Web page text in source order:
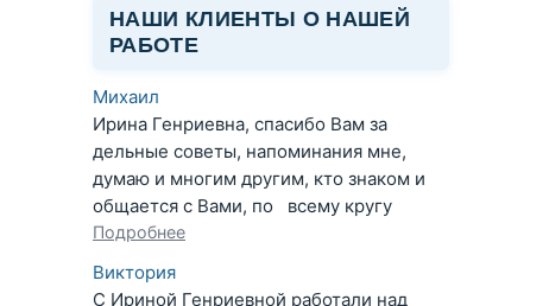
НАШИ КЛИЕНТЫ О НАШЕЙ
РАБОТЕ
Михаил
Ирина Генриевна, спасибо Вам за
дельные советы, напоминания мне,
думаю и многим другим, кто знаком и
общается с Вами, по всему кругу
Подробнее
Виктория
С Ириной Генриевной работали над